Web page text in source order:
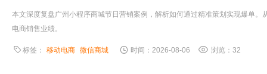
本文深度复盘广州小程序商城节日营销案例，解析如何通过精准策划实现爆单
电商销售业绩。
标签： 移动电商 微信商城 时间：2026-08-06 浏览：32